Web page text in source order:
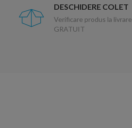
DESCHIDERE COLET
Verificare produs la livrare
GRATUIT